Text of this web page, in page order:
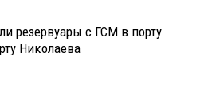
резервуары с ГСМ в порту
Николаева